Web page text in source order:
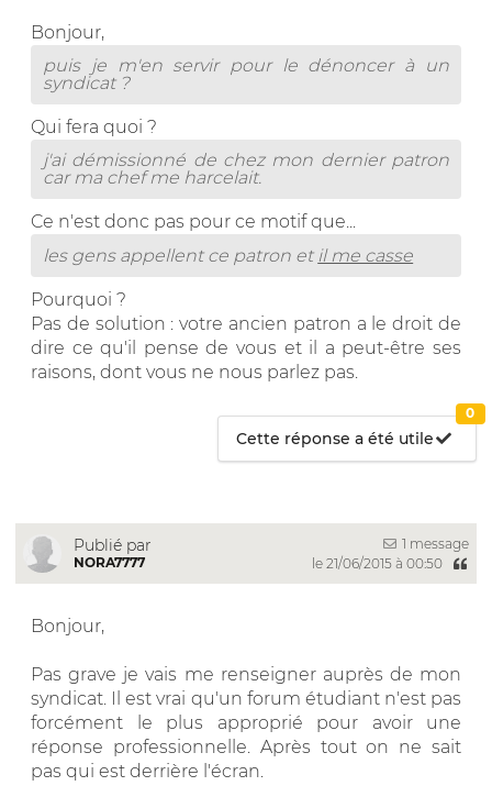
Bonjour,
puis je m'en servir pour le dénoncer à un
syndicat ?
Qui fera quoi ?
j'ai démissionné de chez mon dernier patron
car ma chef me harcelait.
Ce n'est donc pas pour ce motif que...
les gens appellent ce patron et il me casse
Pourquoi ?
Pas de solution : votre ancien patron a le droit de
dire ce qu'il pense de vous et il a peut-être ses
raisons, dont vous ne nous parlez pas.
Cette réponse a été utile
0
Publié par
NORA7777
1 message
le 21/06/2015 à 00:50
Bonjour,
Pas grave je vais me renseigner auprès de mon
syndicat. Il est vrai qu'un forum étudiant n'est pas
forcément le plus approprié pour avoir une
réponse professionnelle. Après tout on ne sait
pas qui est derrière l'écran.